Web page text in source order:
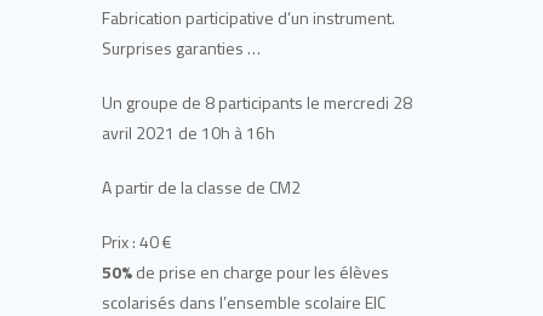
Fabrication participative d’un instrument.
Surprises garanties …
Un groupe de 8 participants le mercredi 28
avril 2021 de 10h à 16h
A partir de la classe de CM2
Prix : 40 €
50%de prise en charge pour les élèves
scolarisés dans l’ensemble scolaire EIC